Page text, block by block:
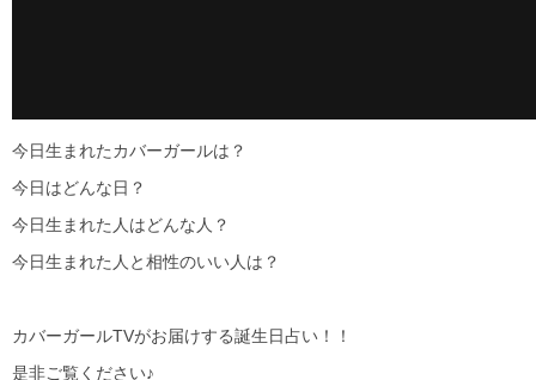
今日生まれたカバーガールは？
今日はどんな日？
今日生まれた人はどんな人？
今日生まれた人と相性のいい人は？
カバーガールTVがお届けする誕生日占い！！
是非ご覧ください♪